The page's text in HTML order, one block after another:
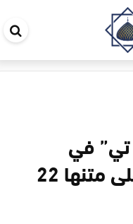
اختفاء مروحية “مي-8 تي” في
كامتشاتكا الروسية وعلى متنها 22